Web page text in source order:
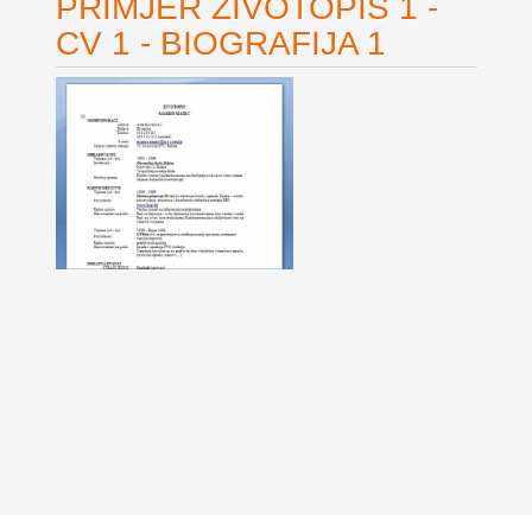
PRIMJER ŽIVOTOPIS 1 -
CV 1 - BIOGRAFIJA 1